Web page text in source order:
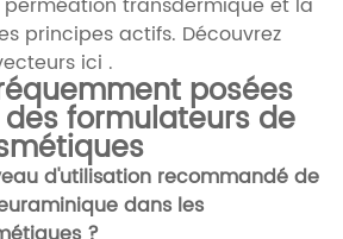
principes actifs. Découvrez
ici .
posées
formulateurs de
d'utilisation recommandé de
dans les